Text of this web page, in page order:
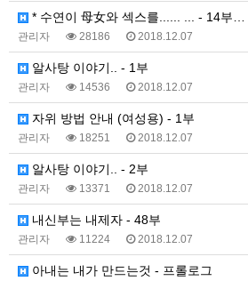
* 수연이 母女와 섹스를...... ... - 14부…
관리자 28186 2018.12.07
알사탕 이야기.. - 1부
관리자 14536 2018.12.07
자위 방법 안내 (여성용) - 1부
관리자 18251 2018.12.07
알사탕 이야기.. - 2부
관리자 13371 2018.12.07
내신부는 내제자 - 48부
관리자 11224 2018.12.07
아내는 내가 만드는것 - 프롤로그